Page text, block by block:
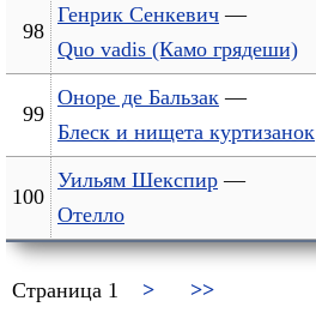
98
Генрик Сенкевич —
Quo vadis (Камо грядеши)
99
Оноре де Бальзак —
Блеск и нищета куртизанок
100
Уильям Шекспир —
Отелло
Страница 1 > >>